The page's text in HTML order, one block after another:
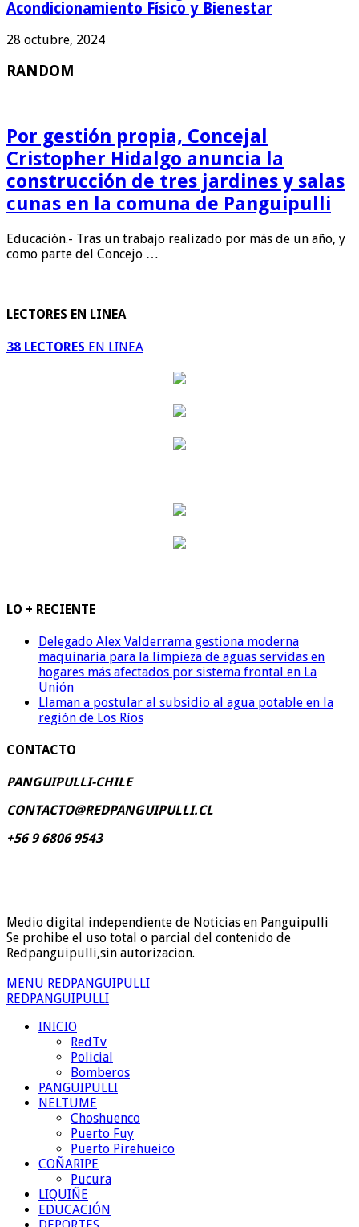
Acondicionamiento Físico y Bienestar
28 octubre, 2024
RANDOM
Por gestión propia, Concejal
Cristopher Hidalgo anuncia la
construcción de tres jardines y salas
cunas en la comuna de Panguipulli
Educación.- Tras un trabajo realizado por más de un año, y
como parte del Concejo …
LECTORES EN LINEA
38 LECTORES EN LINEA
LO + RECIENTE
Delegado Alex Valderrama gestiona moderna
maquinaria para la limpieza de aguas servidas en
hogares más afectados por sistema frontal en La
Unión
Llaman a postular al subsidio al agua potable en la
región de Los Ríos
CONTACTO
PANGUIPULLI-CHILE
CONTACTO@REDPANGUIPULLI.CL
+56 9 6806 9543
Medio digital independiente de Noticias en Panguipulli
Se prohibe el uso total o parcial del contenido de
Redpanguipulli,sin autorizacion.
MENU REDPANGUIPULLI
REDPANGUIPULLI
INICIO
RedTv
Policial
Bomberos
PANGUIPULLI
NELTUME
Choshuenco
Puerto Fuy
Puerto Pirehueico
COÑARIPE
Pucura
LIQUIÑE
EDUCACIÓN